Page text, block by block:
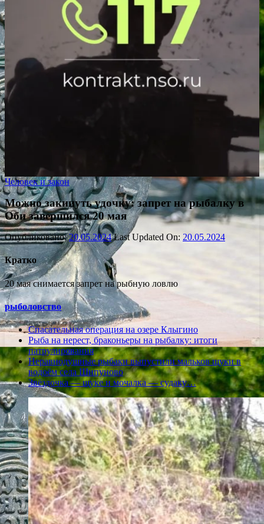
Человек и закон
Можно закинуть удочку: запрет на рыбалку в
Оби завершился 20 мая
Опубликовано:20.05.2024 Last Updated On: 20.05.2024
Кратко
20 мая снимается запрет на рыбную ловлю
рыболовство
Спасательная операция на озере Клыгино
Рыба на нерест, браконьеры на рыбалку: итоги
патрулирования
Неравнодушные рыбаки выпустили мальков щуки в
водоём села Шипуново
Звёздочка — щуке и мочалка — судаку…